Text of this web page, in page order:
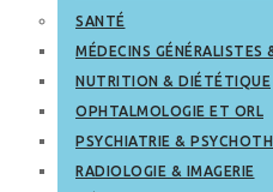
SANTÉ
MÉDECINS GÉNÉRALISTES
NUTRITION & DIÉTÉTIQUE
OPHTALMOLOGIE ET ORL
PSYCHIATRIE &
RADIOLOGIE & IMAGERIE